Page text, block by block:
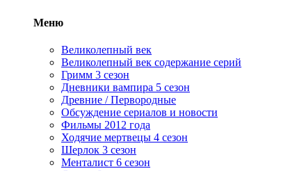
Меню
Великолепный век
Великолепный век содержание серий
Гримм 3 сезон
Дневники вампира 5 сезон
Древние / Первородные
Обсуждение сериалов и новости
Фильмы 2012 года
Ходячие мертвецы 4 сезон
Шерлок 3 сезон
Менталист 6 сезон